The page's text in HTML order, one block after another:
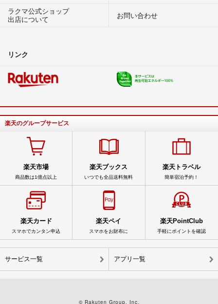
ラクマ公式ショップ
出店について
お問い合わせ
リンク
楽天のグループサービス
楽天市場
商品数は1億点以上
楽天ブックス
いつでも全品送料無料
楽天トラベル
簡単宿泊予約！
楽天カード
スマホでカンタン申込
楽天ペイ
スマホをお財布に
楽天PointClub
手軽にポイントを確認
サービス一覧 アプリ一覧
© Rakuten Group, Inc.